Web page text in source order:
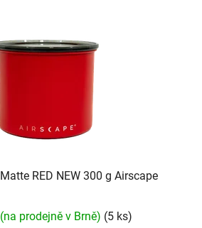
RED NEW 300 g Airscape
prodejně v Brně) (5 ks)